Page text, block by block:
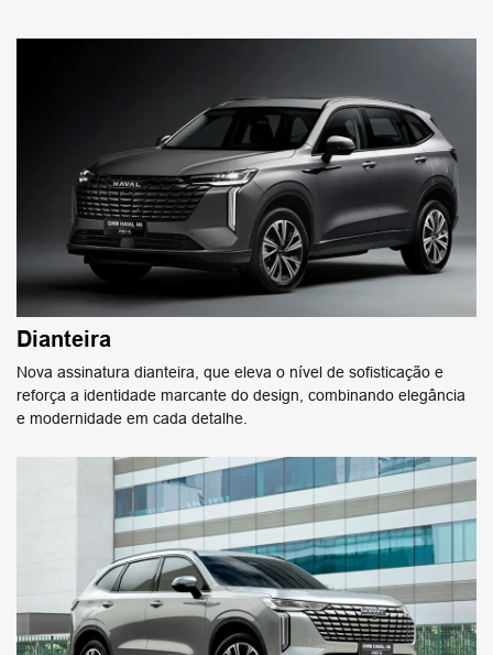
Dianteira
Nova assinatura dianteira, que eleva o nível de sofisticação e
reforça a identidade marcante do design, combinando elegância
e modernidade em cada detalhe.